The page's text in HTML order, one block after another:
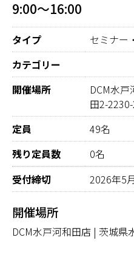
9:00～16:00
タイプ
セミナー
カテゴリー
開催場所
DCM水
田2-
定員
49名
残り定員数
0名
受付締切
2026年5
開催場所
DCM水戸河和田店 | 茨城県